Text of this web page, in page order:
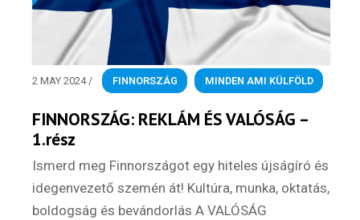
Hírlevél
2 MAY 2024/ FINNORSZÁG , MINDEN AMI KÜLFÖLD
FINNORSZÁG: REKLÁM ÉS VALÓSÁG –
1.rész
Ismerd meg Finnországot egy hiteles újságíró és
idegenvezető szemén át! Kultúra, munka, oktatás,
boldogság és bevándorlás A VALÓSÁG